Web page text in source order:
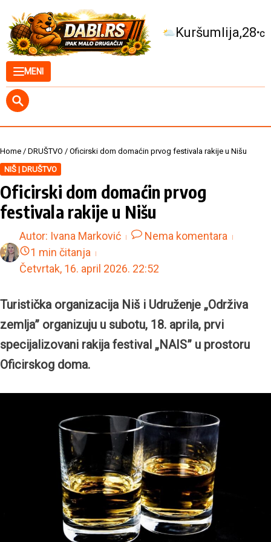
MENI
Kuršumlija 28°C
Home / DRUŠTVO / Oficirski dom domaćin prvog festivala rakije u Nišu
NIŠ | DRUŠTVO
Oficirski dom domaćin prvog
festivala rakije u Nišu
Autor: Ivana Marković
Nema komentara
1 min čitanja
Četvrtak, 16. april 2026. 22:52
Turistička organizacija Niš i Udruženje „Održiva
zemlja” organizuju u subotu, 18. aprila, prvi
specijalizovani rakija festival „NAIS” u prostoru
Oficirskog doma.